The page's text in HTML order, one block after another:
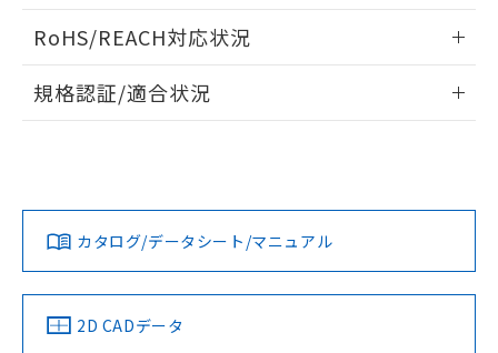
ドすることができます。
ログイン/会員登録
ダウンロードデータをご利用いただく前に、以下を必ずお読
みください。
ソフトウェアの使用条件
RoHS/REACH対応状況
EU RoHS 注意事項・凡例
対応済み
中国 RoHS 注意事項・凡例
規格認証/適合状況
カタログ/データシート/マニュアル
2D CADデータ
欄に対応日を記載しておりました。
既に当社にて対応品への在庫切替を完了
していることから、特段のことがない限
り、2022年1月12日より割愛しておりま
す。